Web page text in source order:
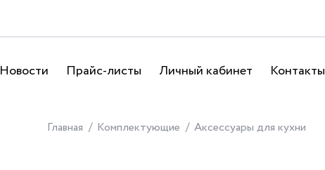
Новости Прайс-листы Личный кабинет Контакты
Главная Комплектующие Аксессуары для кухни